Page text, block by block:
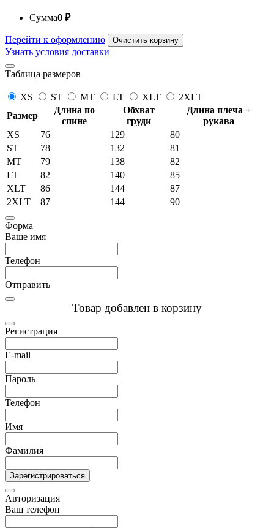
Сумма0 ₽
Перейти к оформлению Очистить корзину
Узнать условия доставки
Таблица размеров
XS ST MT LT XLT
2XLT
Размер
Длина по
спине
Обхват
груди
Длина плеча +
рукава
XS
76 129
80
ST
78 132
81
MT
79 138
82
LT
82 140
85
XLT
86 144
87
2XLT
87 144 90
Форма
Ваше имя
Телефон
Отправить
Товар добавлен в корзину
Регистрация
E-mail
Пароль
Телефон
Имя
Фамилия
Зарегистрироваться
Авторизация
Ваш телефон